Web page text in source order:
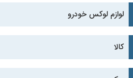
لوازم لوکس خودرو
کالا